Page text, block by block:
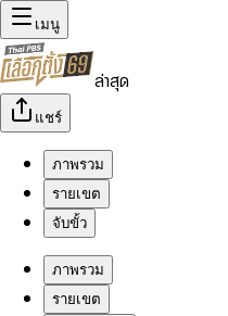
เมนู
ล่าสุด
แชร์
ภาพรวม
รายเขต
จับขั้ว
ภาพรวม
รายเขต